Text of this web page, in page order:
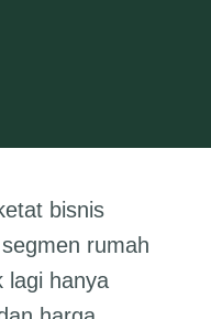
bisnis
rumah
lagi hanya